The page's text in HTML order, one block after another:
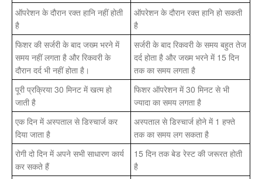
ऑपरेशन के दौरान रक्त हानि नहीं होती
है
ऑपरेशन के दौरान रक्त हानि हो सकती
है
फिशर की सर्जरी के बाद जख्म भरने में
समय नहीं लगता है और रिकवरी के
दौरान दर्द भी नहीं होता है।
सर्जरी के बाद रिकवरी के समय बहुत तेज
दर्द होता है और जख्म भरने में 15 दिन
तक का समय लगता है
पूरी प्रक्रिया 30 मिनट में खत्म हो
जाती है
फिशर ऑपरेशन में 30 मिनट से भी
ज्यादा का समय लगता है
एक दिन में अस्पताल से डिस्चार्ज कर
दिया जाता है
अस्पताल से डिस्चार्ज होने में 1 हफ्ते
तक का समय लग सकता है
रोगी दो दिन में अपने सभी साधारण कार्य
कर सकते हैं
15 दिन तक बेड रेस्ट की जरूरत होती
है